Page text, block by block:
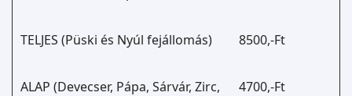
TELJES (Püski és Nyúl fejállomás) 8500,-Ft
ALAP (Devecser, Pápa, Sárvár, Zirc,
4700,-Ft